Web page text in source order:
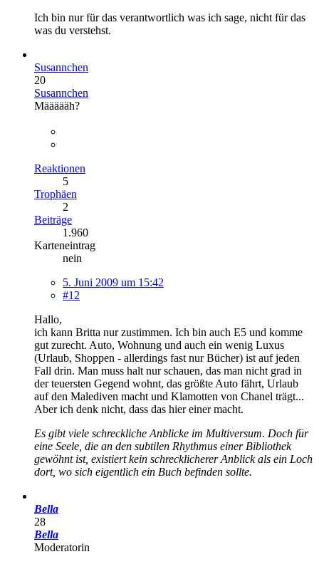
Ich bin nur für das verantwortlich was ich sage, nicht für das
was du verstehst.
Susannchen
20
Susannchen
Määäääh?
Reaktionen
5
Trophäen
2
Beiträge
1.960
Karteneintrag
nein
5. Juni 2009 um 15:42
#12
Hallo,
ich kann Britta nur zustimmen. Ich bin auch E5 und komme
gut zurecht. Auto, Wohnung und auch ein wenig Luxus
(Urlaub, Shoppen - allerdings fast nur Bücher) ist auf jeden
Fall drin. Man muss halt nur schauen, das man nicht grad in
der teuersten Gegend wohnt, das größte Auto fährt, Urlaub
auf den Malediven macht und Klamotten von Chanel trägt...
Aber ich denk nicht, dass das hier einer macht.
Es gibt viele schreckliche Anblicke im Multiversum. Doch für
eine Seele, die an den subtilen Rhythmus einer Bibliothek
gewöhnt ist, existiert kein schrecklicherer Anblick als ein Loch
dort, wo sich eigentlich ein Buch befinden sollte.
Bella
28
Bella
Moderatorin